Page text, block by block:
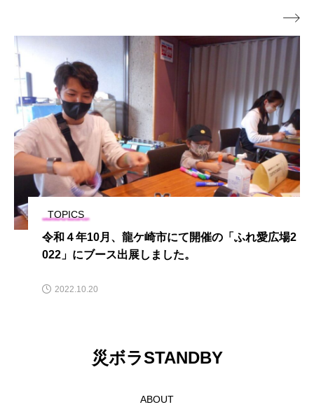
TOPICS
令和４年10月、龍ケ崎市にて開催の「ふれ愛広場2
022」にブース出展しました。
2022.10.20

災ボラSTANDBY
ABOUT